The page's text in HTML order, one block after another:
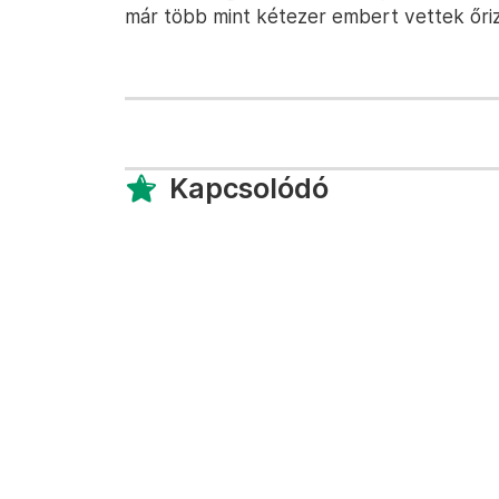
már több mint kétezer embert vettek
Kapcsolódó